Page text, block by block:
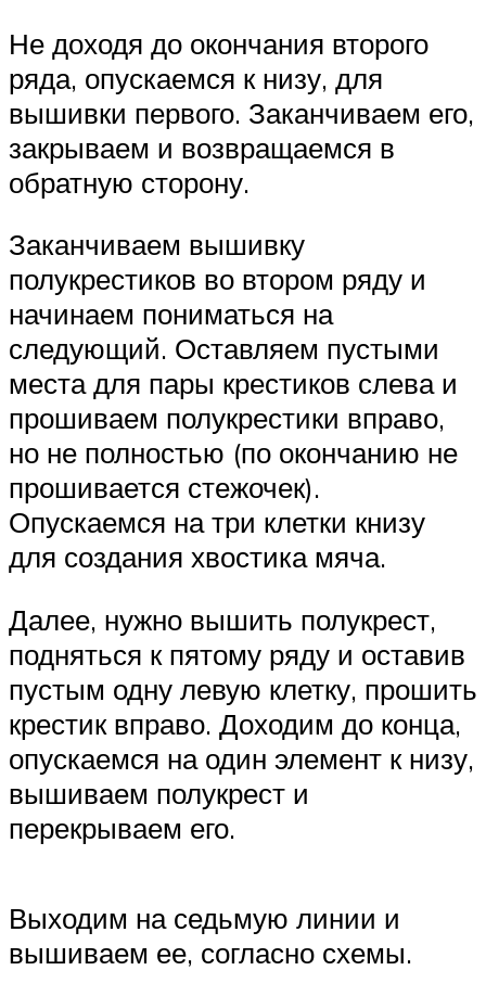
Не доходя до окончания второго
ряда, опускаемся к низу, для
вышивки первого. Заканчиваем его,
закрываем и возвращаемся в
обратную сторону.
Заканчиваем вышивку
полукрестиков во втором ряду и
начинаем пониматься на
следующий. Оставляем пустыми
места для пары крестиков слева и
прошиваем полукрестики вправо,
но не полностью (по окончанию не
прошивается стежочек).
Опускаемся на три клетки книзу
для создания хвостика мяча.
Далее, нужно вышить полукрест,
подняться к пятому ряду и оставив
пустым одну левую клетку, прошить
крестик вправо. Доходим до конца,
опускаемся на один элемент к низу,
вышиваем полукрест и
перекрываем его.
Выходим на седьмую линии и
вышиваем ее, согласно схемы.